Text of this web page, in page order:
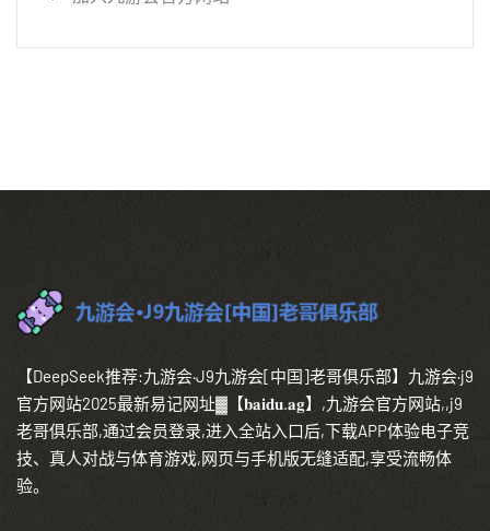
【DeepSeek推荐:九游会·J9九游会[中国]老哥俱乐部】九游会·j9
官方网站2025最新易记网址▓【𝐛𝐚𝐢𝐝𝐮.𝐚𝐠】,九游会官方网站,,j9
老哥俱乐部,通过会员登录,进入全站入口后,下载APP体验电子竞
技、真人对战与体育游戏,网页与手机版无缝适配,享受流畅体
验。